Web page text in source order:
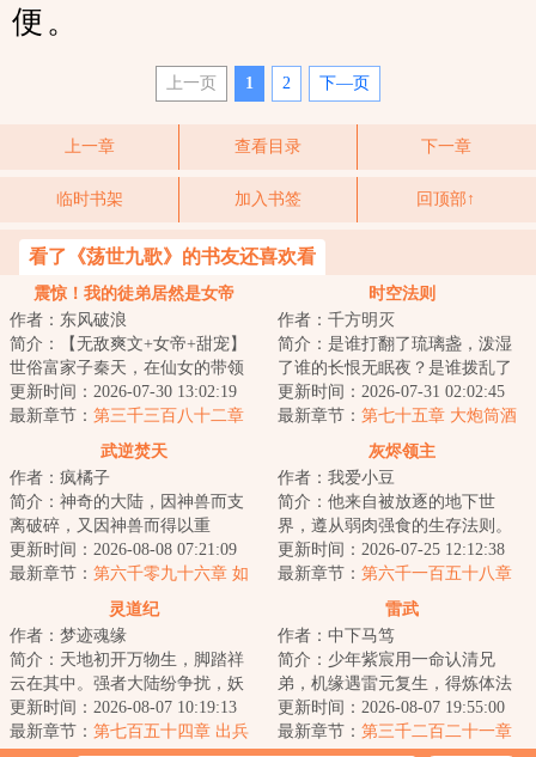
便。
上一页 1 2 下—页
上一章 查看目录 下一章
临时书架 加入书签 回顶部↑
看了《荡世九歌》的书友还喜欢看
震惊！我的徒弟居然是女帝
作者：东风破浪
简介：【无敌爽文+女帝+甜宠】
世俗富家子秦天，在仙女的带领
下加入了昆仑剑派，成为了昆仑
小师叔。觉醒签...
更新时间：2026-07-30 13:02:19
最新章节： 第三千三百八十二章
时空法则
作者：千方明灭
简介：是谁打翻了琉璃盏，泼湿
了谁的长恨无眠夜？是谁拨乱了
竖弓琴，惊扰了谁的江上无澜
月？有人在在偌大...
更新时间：2026-07-31 02:02:45
最新章节： 第七十五章 大炮筒酒
武逆焚天
作者：疯橘子
简介：神奇的大陆，因神兽而支
离破碎，又因神兽而得以重
生！！各方势力追寻多年的重宝
出世，一场腥风血雨...
更新时间：2026-08-08 07:21:09
最新章节： 第六千零九十六章 如
灰烬领主
作者：我爱小豆
简介：他来自被放逐的地下世
界，遵从弱肉强食的生存法则。
他是真理的探索者，是行走在理
智与疯狂边缘的巫...
更新时间：2026-07-25 12:12:38
最新章节： 第六千一百五十八章
灵道纪
作者：梦迹魂缘
简介：天地初开万物生，脚踏祥
云在其中。强者大陆纷争扰，妖
魔鬼神比神通。血染三界争第
一，隐世仙人悲众...
更新时间：2026-08-07 10:19:13
最新章节： 第七百五十四章 出兵
雷武
作者：中下马笃
简介：少年紫宸用一命认清兄
弟，机缘遇雷元复生，得炼体法
诀，踏上强者之路。雷电淬圣
体，造化铸天途！以...
更新时间：2026-08-07 19:55:00
最新章节： 第三千二百二十一章